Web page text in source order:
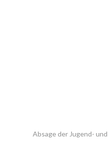
Absage der Jugend-